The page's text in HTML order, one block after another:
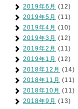
2019年6月 (12)
2019年5月 (11)
2019年4月 (10)
2019年3月 (12)
2019年2月 (11)
2019年1月 (12)
2018年12月 (14)
2018年11月 (11)
2018年10月 (11)
2018年9月 (13)